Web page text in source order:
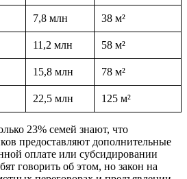
7,8 млн 38 м²
11,2 млн 58 м²
15,8 млн 78 м²
22,5 млн 125 м²
23% семей знают, что
предоставляют дополнительные
оплате или субсидировании
говорить об этом, но закон на